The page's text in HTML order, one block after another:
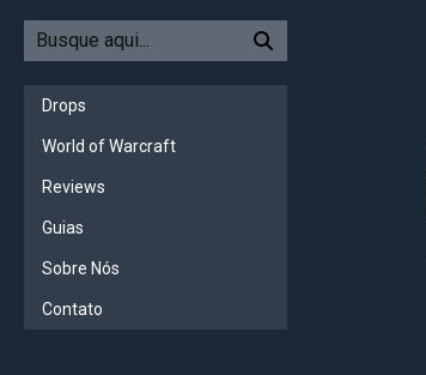
Drops
World of Warcraft
Reviews
Guias
Sobre Nós
Contato